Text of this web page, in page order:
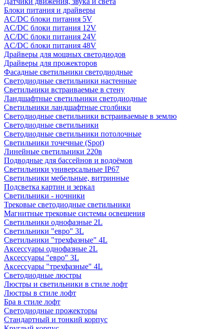
Блоки питания и драйверы
AC/DC блоки питания 5V
AC/DC блоки питания 12V
AC/DC блоки питания 24V
AC/DC блоки питания 48V
Драйверы для мощных светодиодов
Драйверы для прожекторов
Фасадные светильники светодиодные
Светодиодные светильники настенные
Светильники встраиваемые в стену
Ландшафтные светильники светодиодные
Светильники ландшафтные столбики
Светодиодные светильники встраиваемые в землю
Светодиодные светильники
Светодиодные светильники потолочные
Светильники точечные (Spot)
Линейные светильники 220в
Подводные для бассейнов и водоёмов
Светильники универсальные IP67
Светильники мебельные, витринные
Подсветка картин и зеркал
Светильники - ночники
Трековые светодиодные светильники
Магнитные трековые системы освещения
Светильники однофазные 2L
Светильники "евро" 3L
Светильники "трехфазные" 4L
Аксессуары однофазные 2L
Аксессуары "евро" 3L
Аксессуары "трехфазные" 4L
Светодиодные люстры
Люстры и светильники в стиле лофт
Люстры в стиле лофт
Бра в стиле лофт
Светодиодные прожекторы
Стандартный и тонкий корпус